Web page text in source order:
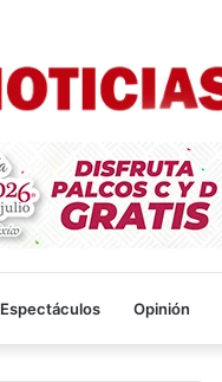
Espectáculos Opinión